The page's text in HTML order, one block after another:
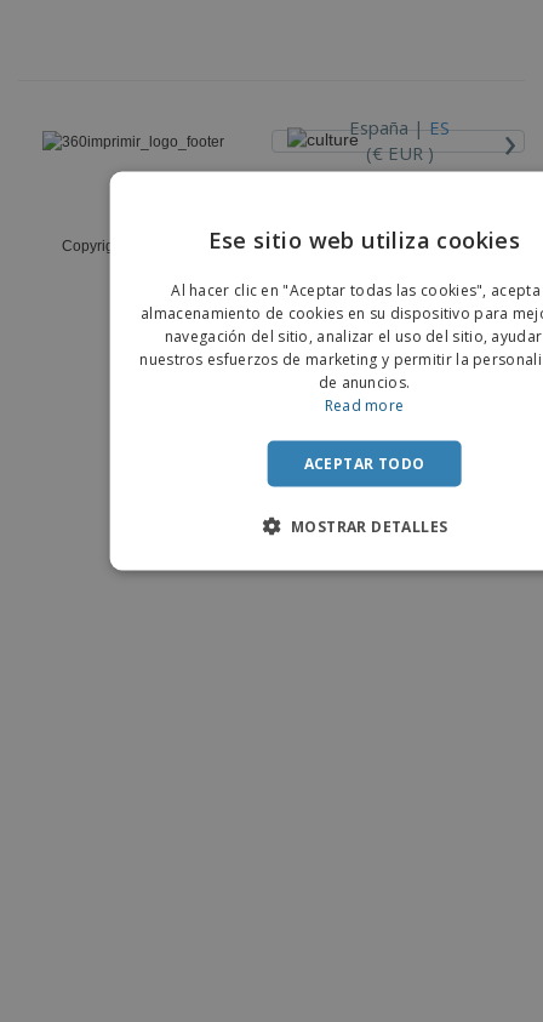
España |ES
(€ EUR )
›
Copyright © 2026 - 360imprimir. Todos los derechos reservados
Ese sitio web utiliza cookies
Al hacer clic en "Aceptar todas las cookies",
almacenamiento de cookies en su dispositivo para
navegación del sitio, analizar el uso del sitio,
nuestros esfuerzos de marketing y permitir la
de anuncios.
Read more
ACEPTAR TODO
MOSTRAR DETALLES